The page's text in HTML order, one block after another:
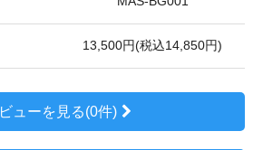
13,500円(税込14,850円)
ューを見る(0件)